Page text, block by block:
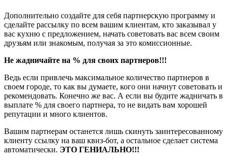
Дополнительно создайте для себя партнерскую программу и
сделайте рассылку по всем вашим клиентам, кто заказывал у
вас кухню с предложением, начать советовать вас всем своим
друзьям или знакомым, получая за это комиссионные.
Не жадничайте на % для своих партнеров!!!
Ведь если привлечь максимальное количество партнеров в
своем городе, то как вы думаете, кого они начнут советовать и
рекомендовать. Конечно же вас. А если вы будите жадничать в
выплате % для своего партнера, то не видать вам хорошей
репутации и много клиентов.
Вашим партнерам останется лишь скинуть заинтересованному
клиенту ссылку на ваш квиз-бот, а остальное сделает система
автоматически. ЭТО ГЕНИАЛЬНО!!!